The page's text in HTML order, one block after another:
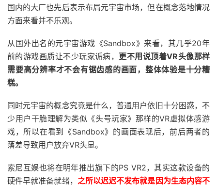
国内的大厂也先后表示布局元宇宙市场，但在概念落地情况
方面来看并不乐观。
从国外出名的元宇宙游戏《Sandbox》来看，其几乎20年
前的游戏画质让不少玩家诟病， 更不用说顶着VR头像那样
需要高分辨率才不会有锯齿感的画面，整体体验是十分糟
糕。
同时元宇宙的概念究竟是什么，普通用户依旧十分困惑，不
少用户干脆理解为类似《头号玩家》那样的VR虚拟体感游
戏，所以在看到《Sandbox》的画面表现后，前后两者的
落差导致用户放弃VR头显。
索尼互娱也将在明年推出旗下的PS VR2，其实这款设备的
硬件早就准备就绪， 之所以迟迟不发布就是因为生态内容不